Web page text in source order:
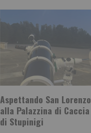
Aspettando San Lorenzo
alla Palazzina di Caccia
di Stupinigi